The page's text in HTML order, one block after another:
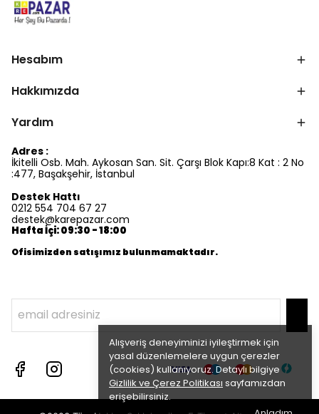
Alışveriş deneyiminizi iyileştirmek için
yasal düzenlemelere uygun çerezler
(cookies) kullanıyoruz. Detaylı bilgiye
Gizlilik ve Çerez Politikası sayfamızdan
erişebilirsiniz.
Hesabım
Hakkımızda
Yardım
Adres :
İkitelli Osb. Mah. Aykosan San. Sit. Çarşı Blok Kapı:8 Kat : 2 No
:477, Başakşehir, İstanbul
Destek Hattı
0212 554 704 67 27
destek@karepazar.com
Hafta İçi: 09:30 - 18:00
Ofisimizden satışımız bulunmamaktadır.